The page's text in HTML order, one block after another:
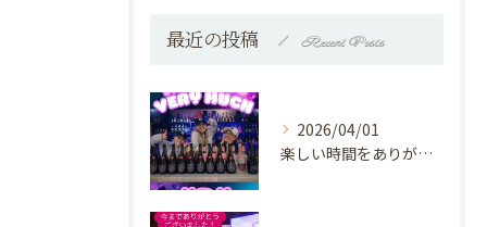
最近の投稿 Recent Posts
2026/04/01
楽しい時間をありがとうございました♡